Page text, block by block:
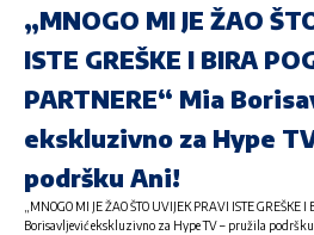
„MNOGO MI JE ŽAO
ISTE GREŠKE I BIRA
PARTNERE“ Mia
ekskluzivno za Hype
podršku Ani!
„MNOGO MI JE ŽAO ŠTO UVIJEK PRAVI ISTE GREŠKE
Borisavljević ekskluzivno za Hype TV – pružila